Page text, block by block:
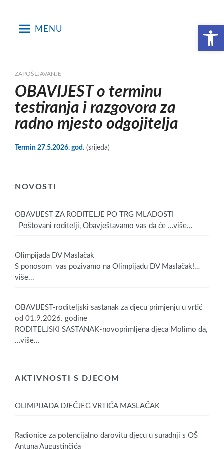
Open toolbar
MENU
ZAPOŠLJAVANJE
OBAVIJEST o terminu
testiranja i razgovora za
radno mjesto odgojitelja
Termin 27.5.2026. god. (srijeda)
NOVOSTI
OBAVIJEST ZA RODITELJE PO TRG MLADOSTI
Poštovani roditelji, Obavještavamo vas da će …više...
Olimpijada DV Maslačak
S ponosom vas pozivamo na Olimpijadu DV Maslačak!…
više...
OBAVIJEST-roditeljski sastanak za djecu primjenju u vrtić
od 01.9.2026. godine
RODITELJSKI SASTANAK-novoprimljena djeca Molimo da,
…više...
AKTIVNOSTI S DJECOM
OLIMPIJADA DJEČJEG VRTIĆA MASLAČAK
Radionice za potencijalno darovitu djecu u suradnji s OŠ
Antuna Augustinčića